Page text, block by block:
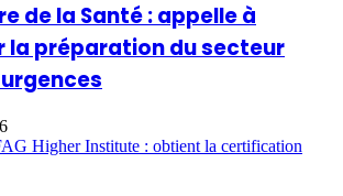
de la Santé : appelle à
la préparation du secteur